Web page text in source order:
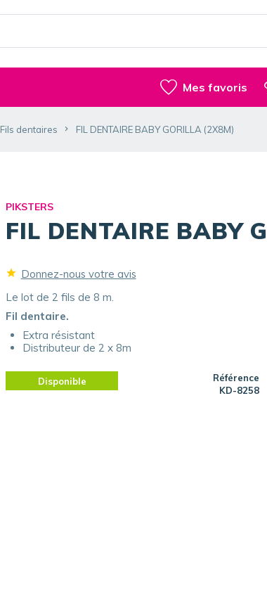
Mes favoris
Fils dentaires FIL DENTAIRE BABY GORILLA (2X8M)
PIKSTERS
FIL DENTAIRE BABY
Donnez-nous votre avis
Le lot de 2 fils de 8 m.
Fil dentaire.
Extra résistant
Distributeur de 2 x 8m
Disponible
Référence
KD-8258